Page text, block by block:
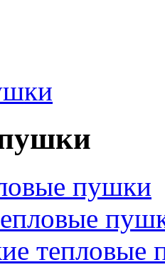
пушки
тепловые